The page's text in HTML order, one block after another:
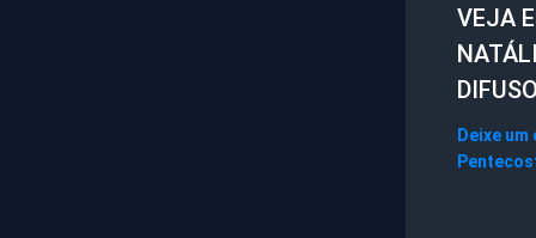
VEJA
Deixe